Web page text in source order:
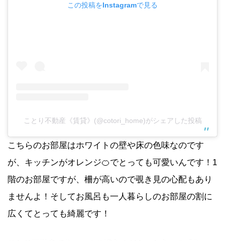
この投稿をInstagramで見る
ことり不動産《賃貸》(@cotori_home)がシェアした投稿
こちらのお部屋はホワイトの壁や床の色味なのです
が、キッチンがオレンジ🍊でとっても可愛いんです！1
階のお部屋ですが、柵が高いので覗き見の心配もあり
ませんよ！そしてお風呂も一人暮らしのお部屋の割に
広くてとっても綺麗です！